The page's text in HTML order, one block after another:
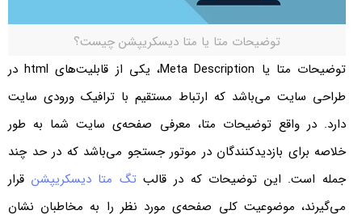
توضیحات متا یا متا دیسکریپشن چیست؟
توضیحات متا یا Meta Description، یکی از قابلیت‌های html در
طراحی سایت می‌باشد که ارتباط مستقیم با ترافیک ورودی سایت
دارد. در واقع توضیحات متا، معرفی صفحه‌ی سایت شما به طور
خلاصه برای بازدیدکنندگان در موتور جستجو می‌باشد که در حد چند
جمله است. این توضیحات که در قالب تگ متا دیسکریپشنقرار
می‌گیرند، موضوعیت کلی صفحه‌ی مورد نظر را به مخاطبان نشان